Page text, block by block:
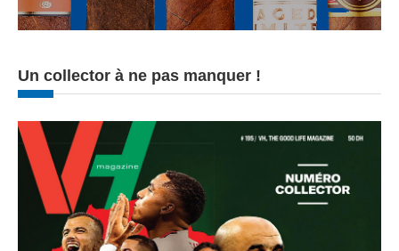
Un collector à ne pas manquer !